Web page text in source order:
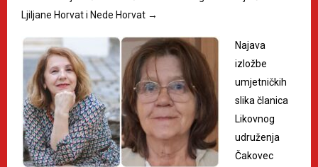
Ljiljane Horvat i Nede Horvat →
Najava
izložbe
umjetničkih
slika članica
Likovnog
udruženja
Čakovec